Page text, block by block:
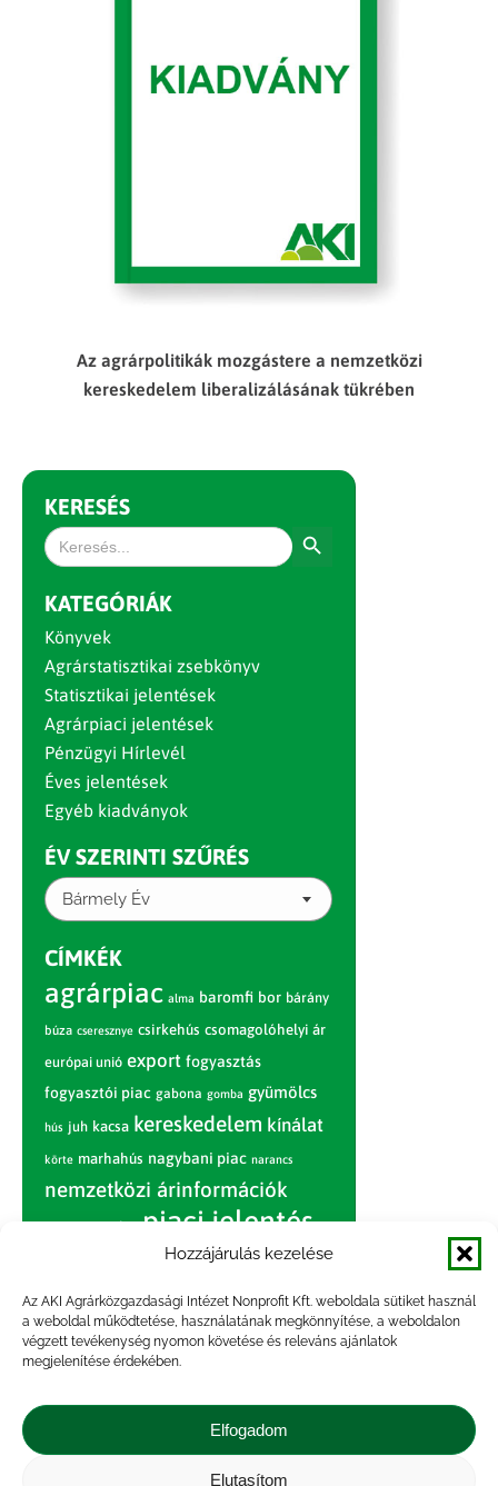
Hozzájárulás kezelése
Az AKI Agrárközgazdasági Intézet Nonprofit Kft. weboldala sütiket használ
a weboldal működtetése, használatának megkönnyítése, a weboldalon
végzett tevékenység nyomon követése és releváns ajánlatok
megjelenítése érdekében.
Elfogadom
Elutasítom
Az agrárpolitikák mozgástere a nemzetközi
kereskedelem liberalizálásának tükrében
KERESÉS
Search
for:
KATEGÓRIÁK
Könyvek
Agrárstatisztikai zsebkönyv
Statisztikai jelentések
Agrárpiaci jelentések
Pénzügyi Hírlevél
Éves jelentések
Egyéb kiadványok
ÉV SZERINTI SZŰRÉS
Bármely Év
CÍMKÉK
agrárpiac alma baromfi bor bárány
búza cseresznye csirkehús csomagolóhelyi ár
európai unió export fogyasztás
fogyasztói piac gabona gomba gyümölcs
hús juh kacsa kereskedelem kínálat
körte marhahús nagybani piac narancs
nemzetközi árinformációk
piac piaci jelentés
sertés sertéshús
szarvasmarha termelés termelői
ár tojás világpiac
vágóbárány
vágómarha vágósertés
Kapcsolat |